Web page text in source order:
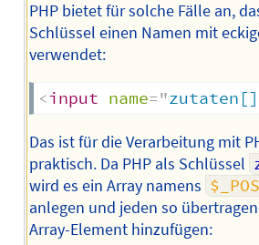
PHP bietet für solche Fälle an,
Schlüssel einen Namen mit
verwendet:
<input name="zutaten[]
Das ist für die Verarbeitung mit
praktisch. Da PHP als Schlüssel
wird es ein Array namens
anlegen und jeden so
Array-Element hinzufügen: